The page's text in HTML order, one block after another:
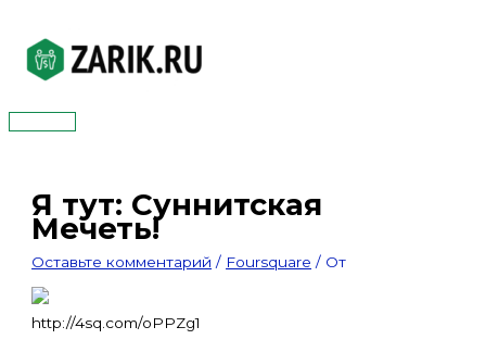
содержимому
Главное
Я тут: Суннитская
Мечеть!
Оставьте комментарий / Foursquare / От
http://4sq.com/oPPZg1